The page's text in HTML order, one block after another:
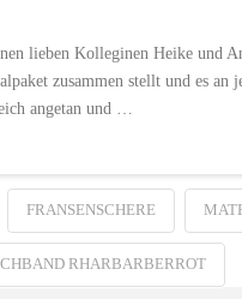
lieben Kolleginen Heike und
zusammen stellt und es an
angetan und …
FRANSENSCHERE
RHARBARBERROT